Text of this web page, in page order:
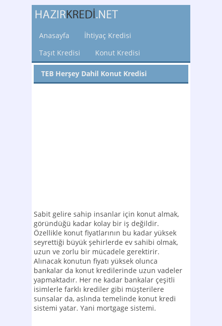
Anasayfa
İhtiyaç Kredisi
Taşıt Kredisi
Konut Kredisi
TEB Herşey Dahil Konut Kredisi
Sabit gelire sahip insanlar için konut almak,
göründüğü kadar kolay bir iş değildir.
Özellikle konut fiyatlarının bu kadar yüksek
seyrettiği büyük şehirlerde ev sahibi olmak,
uzun ve zorlu bir mücadele gerektirir.
Alınacak konutun fiyatı yüksek olunca
bankalar da konut kredilerinde uzun vadeler
yapmaktadır. Her ne kadar bankalar çeşitli
isimlerle farklı krediler gibi müşterilere
sunsalar da, aslında temelinde konut kredi
sistemi yatar. Yani mortgage sistemi.